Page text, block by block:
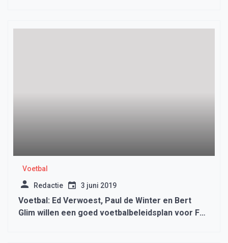
Voetbal
Redactie 3 juni 2019
Voetbal: Ed Verwoest, Paul de Winter en Bert
Glim willen een goed voetbalbeleidsplan voor FC